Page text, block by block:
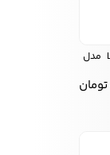
خوشبو کننده هوا لاتراس La Terrasse مدل
تومان